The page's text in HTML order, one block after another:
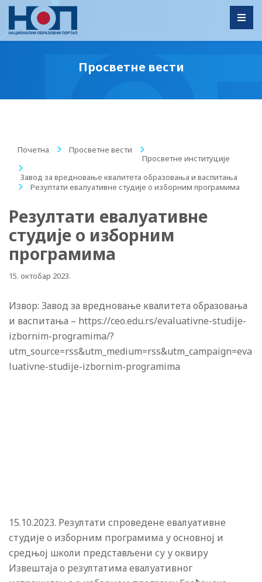
Просветне вести
Почетна / Просветне вести
/
Просветне институције
/
Завод за вредновање квалитета образовања и васпитања
/
Резултати евалуативне студије о изборним програмима
Резултати евалуативне
студије о изборним
програмима
15. октобар 2023.
Извор: Завод за вредновање квалитета образовања
и васпитања – https://ceo.edu.rs/evaluativne-studije-
izbornim-programima/?
utm_source=rss&utm_medium=rss&utm_campaign=eva
luativne-studije-izbornim-programima
15.10.2023. Резултати спроведене евалуативне
студије о изборним програмима у основној и
средњој школи представљени су у оквиру
Извештаја о резултатима евалуативног